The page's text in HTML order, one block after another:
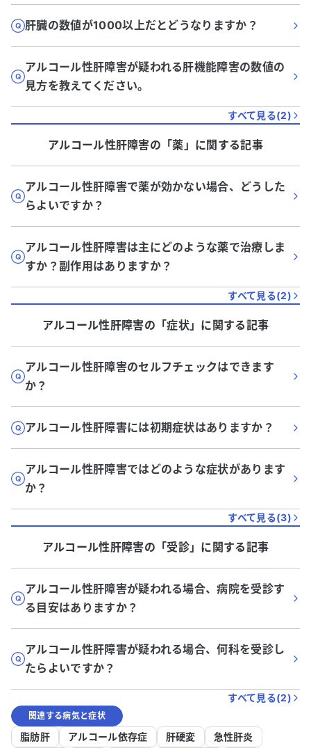
肝臓の数値が1000以上だとどうなりますか？
アルコール性肝障害が疑われる肝機能障害の数値の
見方を教えてください。
すべて見る(2)
アルコール性肝障害の「薬 」に関する記事
アルコール性肝障害で薬が効かない場合、どうした
らよいですか？
アルコール性肝障害は主にどのような薬で治療しま
すか？副作用はありますか？
すべて見る(2)
アルコール性肝障害の「症状」に関する記事
アルコール性肝障害のセルフチェックはできます
か？
アルコール性肝障害には初期症状はありますか？
アルコール性肝障害ではどのような症状があります
か？
すべて見る(3)
アルコール性肝障害の「受診」に関する記事
アルコール性肝障害が疑われる場合、病院を受診す
る目安はありますか？
アルコール性肝障害が疑われる場合、何科を受診し
たらよいですか？
すべて見る(2)
関連する病気と症状
脂肪肝 アルコール依存症 肝硬変
急性肝炎